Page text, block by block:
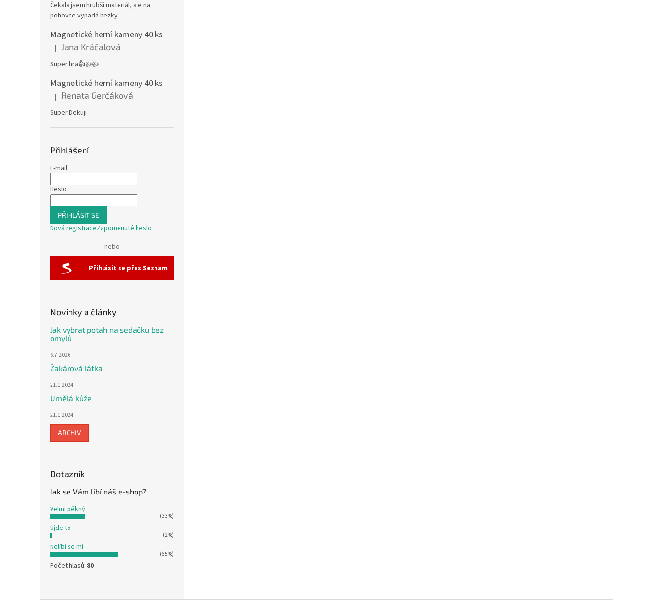
Čekala jsem hrubší materiál, ale na
pohovce vypadá hezky.
Magnetické herní kameny 40 ks
Hodnocení produktu je 5 z 5 hvězdiček.
| Jana Kráčalová
Super hra👍👍👍
Magnetické herní kameny 40 ks
Hodnocení produktu je 5 z 5 hvězdiček.
| Renata Gerčáková
Super Dekuji
Přihlášení
E-mail
Heslo
PŘIHLÁSIT SE
Nová registraceZapomenuté heslo
nebo
Přihlásit se přes Seznam
Novinky a články
Jak vybrat potah na sedačku bez
omylů
6.7.2026
Žakárová látka
21.1.2024
Umělá kůže
21.1.2024
ARCHIV
Dotazník
Jak se Vám líbí náš e-shop?
Velmi pěkný
(33%)
Ujde to
(2%)
Nelíbí se mi
(65%)
Počet hlasů: 80